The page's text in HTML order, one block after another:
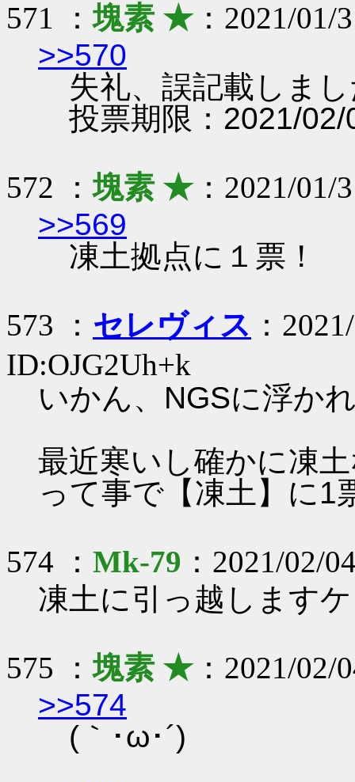
571 ：塊素 ★：2021/01/
>>570
失礼、誤記載しまし
投票期限：2021/02/
572 ：塊素 ★：2021/01/
>>569
凍土拠点に１票！
573 ： セレヴィス ：
ID:OJG2Uh+k
いかん、NGSに浮か
最近寒いし確かに凍
って事で【凍土】に1
574 ： Mk-79 ：2021/02/
凍土に引っ越します
575 ：塊素 ★：2021/02/
>>574
(｀･ω･´)ゞ